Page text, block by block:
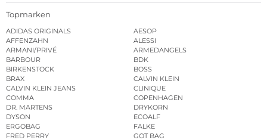
Topmarken
ADIDAS ORIGINALS
AESOP
AFFENZAHN
ALESSI
ARMANI/PRIVÉ
ARMEDANGELS
BARBOUR
BDK
BIRKENSTOCK
BOSS
BRAX
CALVIN KLEIN
CALVIN KLEIN JEANS
CLINIQUE
COMMA
COPENHAGEN
DR. MARTENS
DRYKORN
DYSON
ECOALF
ERGOBAG
FALKE
FRED PERRY
GOT BAG